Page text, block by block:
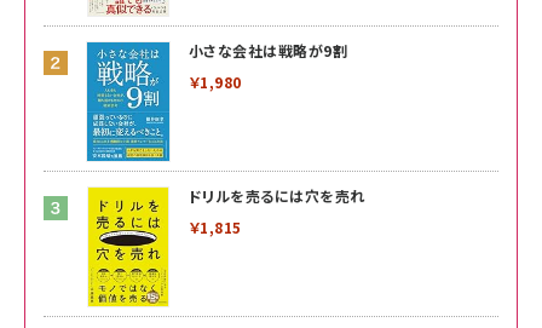
小さな会社は戦略が9割
￥1,980
ドリルを売るには穴を売れ
￥1,815